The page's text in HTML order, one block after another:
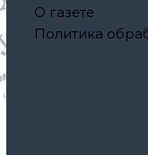
О газете
Политика